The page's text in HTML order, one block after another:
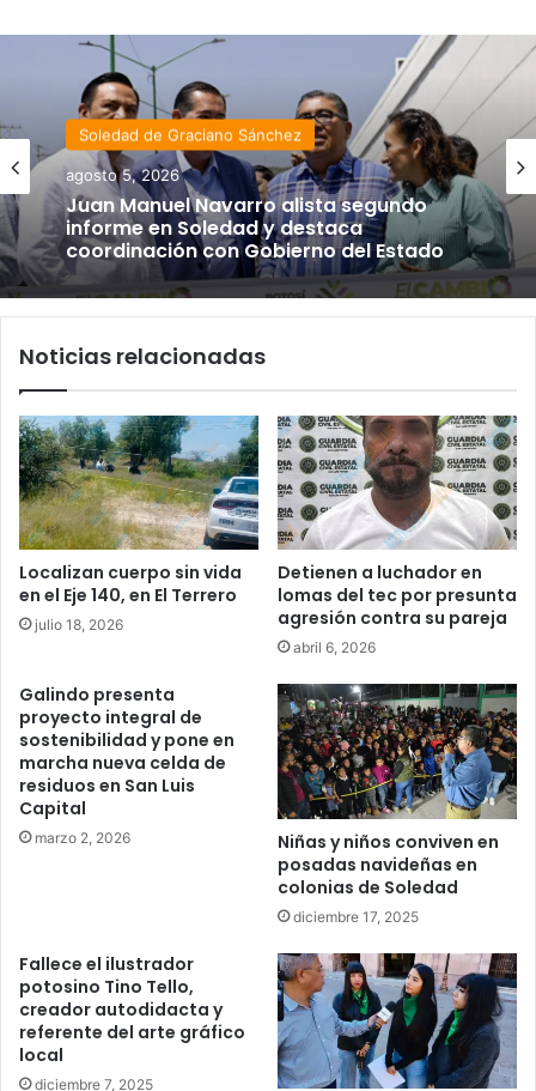
Soledad de Graciano Sánchez
agosto 5, 2026
Juan Manuel Navarro alista segundo
informe en Soledad y destaca
coordinación con Gobierno del Estado
Noticias relacionadas
Localizan cuerpo sin vida
en el Eje 140, en El Terrero
julio 18, 2026
Detienen a luchador en
lomas del tec por presunta
agresión contra su pareja
abril 6, 2026
Galindo presenta
proyecto integral de
sostenibilidad y pone en
marcha nueva celda de
residuos en San Luis
Capital
marzo 2, 2026
Niñas y niños conviven en
posadas navideñas en
colonias de Soledad
diciembre 17, 2025
Fallece el ilustrador
potosino Tino Tello,
creador autodidacta y
referente del arte gráfico
local
diciembre 7, 2025